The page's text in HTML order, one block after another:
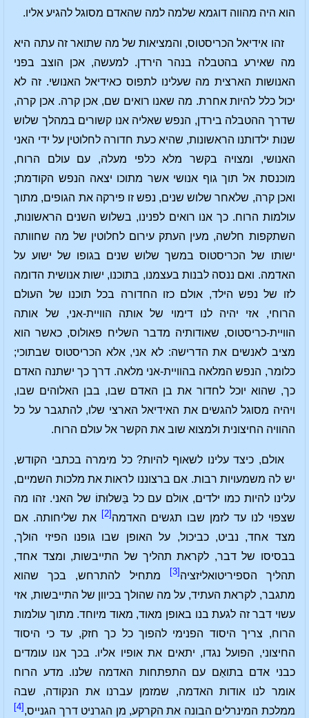
הוא היה מהווה דוגמא שלמה למה שהאדם מסוגל להגיע אליו.
זהו אידיאל הכריסטוס, והמציאות של מה שתואר זה עתה היא
מה שאירע בהטבלה בנהר הירדן. למעשה, אכן הוצב בפני
האנושות הארצית מה שעלינו לתפוס כאידיאל האנושי. זה לא
יכול כלל להיות אחרת. מה שאנו רואים שם, אכן קרה. אכן קרה,
שדרך ההטבלה בירדן, הנפש שאליה אנו קשורים במהלך שלוש
שנות ילדותנו הראשונות, שהיא כעת חדורה לחלוטין על ידי האני
האנושי, ומצויה בקשר מלא כלפי מעלה, עם עולם הרוח,
מוכנסת אל תוך גוף אנושי אשר מתוכו יצאה הנפש הקודמת;
ואכן קרה, שלאחר שלוש שנים, נפש זו פירקה את הגופים, מתוך
עולמות הרוח. כך אנו רואים לפנינו, בשלוש השנים הראשונות,
השתקפות חלשה, מעין העתק עירום לחלוטין של מה שחוותה
ישותו של הכריסטוס במשך שלוש שנים בגופו של ישוע על
האדמה. ואם ננסה לבנות בעצמנו, בתוכנו, ישות אנושית הדומה
לזו של נפש הילד, אולם כזו החדורה בכל תוכנו של העולם
הרוחי, אזי יהיה לנו דימוי של אותה הוויית-אני, של אותה
הוויית-כריסטוס, שאודותיה מדבר השליח פאולוס, כאשר הוא
מציב לאנשים את הדרישה: לא אני, אלא הכריסטוס שבתוכי;
כלומר, הנפש המלאה בהוויית-אני מלאה. דרך כך ישתנה האדם
כך, שהוא יוכל לחדור את בן האדם שבו, בבן האלוהים שבו,
ויהיה מסוגל להגשים את האידיאל הארצי שלו, להתגבר על כל
ההוויה החיצונית ולמצוא שוב את הקשר אל עולם הרוח.
אולם, כיצד עלינו לשאוף להיות? כל מימרה בכתבי הקודש,
יש לה משמעויות רבות. אם ברצוננו לראות את מלכות השמיים,
עלינו להיות כמו ילדים, אולם עם כל בַּשלוּתוֹ של האני. זהו מה
שצפוי לנו עד לזמן שבו תגשים האדמה [2]
את שליחותה. אם
מצד אחד, נביט, כביכול, על האופן שבו גופנו הפיזי הולך,
בבסיסו של דבר, לקראת תהליך של התייבשות, ומצד אחד,
תהליך הספיריטואליזציה [3]
מתחיל להתרחש, בכך שהוא
מתגבר, לקראת העתיד, על מה שהולך בכיוון של התייבשות, אזי
עשוי דבר זה לגעת בנו באופן מאוד, מאוד מיוחד. מתוך עולמות
הרוח, צריך היסוד הפנימי להפוך כל כך חזק, עד כי היסוד
החיצוני, הפועל נגדו, יתאים את אופיו אליו. בכך אנו עומדים
כבני אדם בתואַם עם התפתחות האדמה שלנו. מדע הרוח
אומר לנו אודות האדמה, שמזמן עברנו את הנקודה, שבה
ממלכת המינרלים הבונה את הקרקע, מן הגרניט דרך הגנייס, [4]